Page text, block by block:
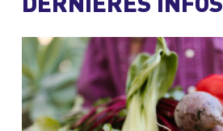
DERNIÈRES INFOS